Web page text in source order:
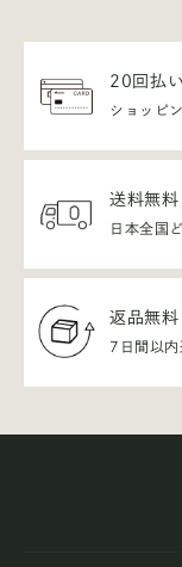
20回払
ショッピ
送料無料
日本全国
返品無料
7日間以